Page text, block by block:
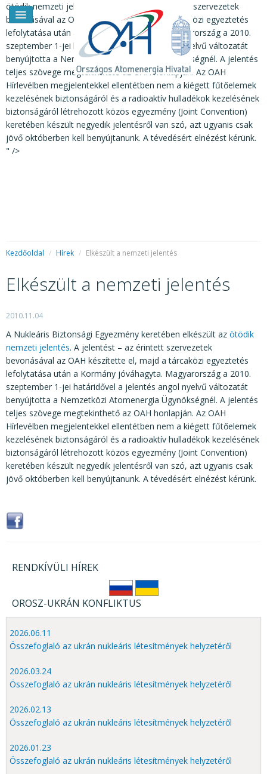
ötödik nemzeti jelentés. A jelentést – az érintett szervezetek
bevonásával az OAH készítette el, majd a tárcaközi egyeztetés
lefolytatása után a Kormány jóváhagyta. Magyarország a 2010.
szeptember 1-jei határidővel a jelentés angol nyelvű változatát
benyújtotta a Nemzetközi Atomenergia Ügynökségnél. A jelentés
teljes szövege megtekinthető az OAH honlapján. Az OAH
Hírlevélben megjelentekkel ellentétben nem a kiégett fűtőelemek
kezelésének biztonságáról és a radioaktív hulladékok kezelésének
biztonságáról létrehozott közös egyezmény (Joint Convention)
keretében készült negyedik jelentésről van szó, azt ugyanis csak
jövő októberben kell benyújtanunk. A tévedésért elnézést kérünk.
" />
HÍREK
RENDKÍVÜLI HÍREK
JOGI SZABÁLYOZÁS, ÚTMUTATÓK
KIADVÁNYOK, JELENTÉSEK
NYOMTATVÁNYOK, SZOFTVEREK
E-ÜGYINTÉZÉS
Kezdőoldal / Hírek / Elkészült a nemzeti jelentés
Elkészült a nemzeti jelentés
2010.11.04
A Nukleáris Biztonsági Egyezmény keretében elkészült az ötödik
nemzeti jelentés. A jelentést – az érintett szervezetek
bevonásával az OAH készítette el, majd a tárcaközi egyeztetés
lefolytatása után a Kormány jóváhagyta. Magyarország a 2010.
szeptember 1-jei határidővel a jelentés angol nyelvű változatát
benyújtotta a Nemzetközi Atomenergia Ügynökségnél. A jelentés
teljes szövege megtekinthető az OAH honlapján. Az OAH
Hírlevélben megjelentekkel ellentétben nem a kiégett fűtőelemek
kezelésének biztonságáról és a radioaktív hulladékok kezelésének
biztonságáról létrehozott közös egyezmény (Joint Convention)
keretében készült negyedik jelentésről van szó, azt ugyanis csak
jövő októberben kell benyújtanunk. A tévedésért elnézést kérünk.
RENDKÍVÜLI HÍREK
OROSZ-UKRÁN KONFLIKTUS
2026.06.11
Összefoglaló az ukrán nukleáris létesítmények helyzetéről
2026.03.24
Összefoglaló az ukrán nukleáris létesítmények helyzetéről
2026.02.13
Összefoglaló az ukrán nukleáris létesítmények helyzetéről
2026.01.23
Összefoglaló az ukrán nukleáris létesítmények helyzetéről